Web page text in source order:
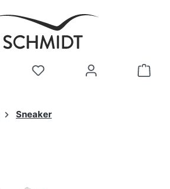
Sneaker